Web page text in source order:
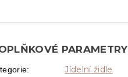
PARAMETRY
: Jídelní židle